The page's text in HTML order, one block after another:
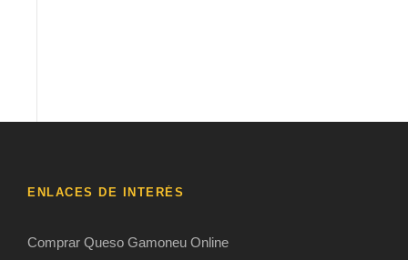
ENLACES DE INTERÉS
Comprar Queso Gamoneu Online